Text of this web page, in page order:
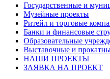
Государственные и
Музейные проекты
Ритейл и торговые
Банки и финансовые
Образовательные
Выставочные и
НАШИ ПРОЕКТЫ
ЗАЯВКА НА ПРОЕКТ